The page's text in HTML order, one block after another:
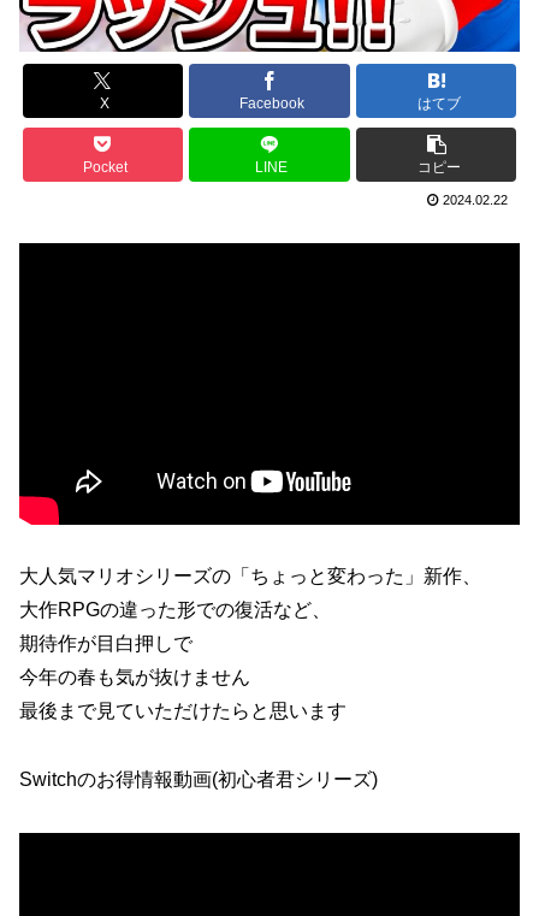
X Facebook はてブ
Pocket LINE コピー
2024.02.22
大人気マリオシリーズの「ちょっと変わった」新作、
大作RPGの違った形での復活など、
期待作が目白押しで
今年の春も気が抜けません
最後まで見ていただけたらと思います
Switchのお得情報動画(初心者君シリーズ)